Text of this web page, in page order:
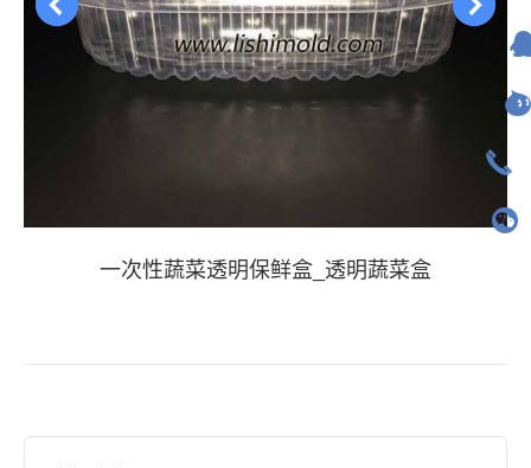
一次性蔬菜透明保鲜盒_透明蔬菜盒